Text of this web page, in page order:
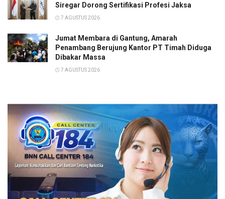
Siregar Dorong Sertifikasi Profesi Jaksa
7 AGUSTUS 2026
Jumat Membara di Gantung, Amarah
Penambang Berujung Kantor PT Timah Diduga
Dibakar Massa
7 AGUSTUS 2026